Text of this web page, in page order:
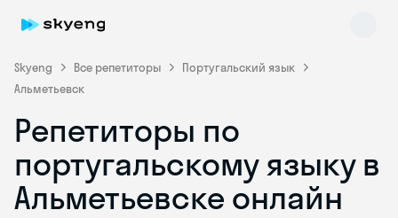
Skyeng Все репетиторы
Португальский язык
Альметьевск
Репетиторы по
португальскому языку в
Альметьевске онлайн